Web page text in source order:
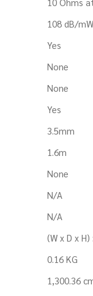
108 dB/mW
Yes
None
None
Yes
3.5mm
1.6m
None
N/A
N/A
(W x D x
0.16 KG
1,300.36